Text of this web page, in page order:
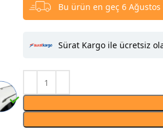
Bu ürün en geç 6
Sürat Kargo ile ücretsiz